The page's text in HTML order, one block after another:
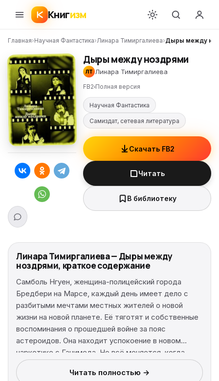
Книгизм
Главная›Научная Фантастика›Линара Тимиргалиева›Дыры между
Дыры между ноздрями
ЛТ Линара Тимиргалиева
FB2 Полная версия
Научная Фантастика
Самиздат, сетевая литература
Скачать FB2
Читать
В библиотеку
Линара Тимиргалиева — Дыры между
ноздрями, краткое содержание
Самболь Нгуен, женщина-полицейский города
Бредбери на Марсе, каждый день имеет дело с
разбитыми мечтами местных жителей о новой
жизни на новой планете. Её тяготят и собственные
воспоминания о прошедшей войне за пояс
астероидов. Она находит успокоение в новом
наркотике с Ганимеда. Но всё меняется, когда
Народный фронт освобождения Марса и Фобоса
заявляет о себе серией громких терактов и к нему
Читать полностью →